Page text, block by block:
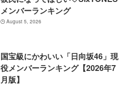
メンバーランキング
August 5, 2026
国宝級にかわいい「日向坂46」現
役メンバーランキング【2026年7
月版】